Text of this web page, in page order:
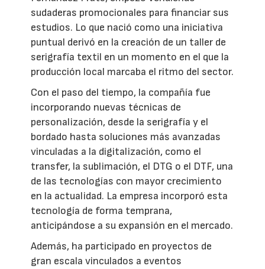
sudaderas promocionales para financiar sus
estudios. Lo que nació como una iniciativa
puntual derivó en la creación de un taller de
serigrafía textil en un momento en el que la
producción local marcaba el ritmo del sector.
Con el paso del tiempo, la compañía fue
incorporando nuevas técnicas de
personalización, desde la serigrafía y el
bordado hasta soluciones más avanzadas
vinculadas a la digitalización, como el
transfer, la sublimación, el DTG o el DTF, una
de las tecnologías con mayor crecimiento
en la actualidad. La empresa incorporó esta
tecnología de forma temprana,
anticipándose a su expansión en el mercado.
Además, ha participado en proyectos de
gran escala vinculados a eventos